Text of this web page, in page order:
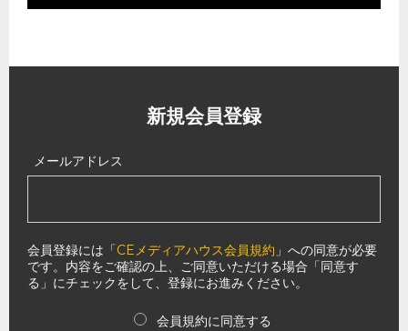
新規会員登録
メールアドレス
会員登録には「CEメディアハウス会員規約 」への同意が必要
です。内容をご確認の上、ご同意いただける場合「同意す
る」にチェックをして、登録にお進みください。
会員規約に同意する